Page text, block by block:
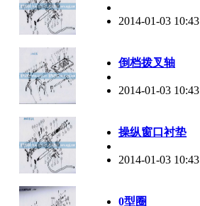
2014-01-03 10:43
倒档拨叉轴
2014-01-03 10:43
操纵窗口衬垫
2014-01-03 10:43
0型圈